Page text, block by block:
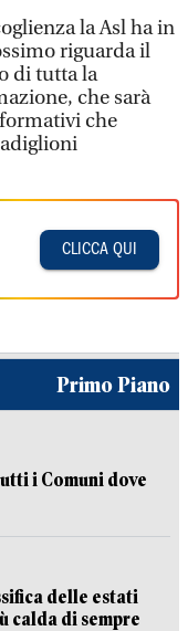
la Asl ha in
riguarda il
di tutta la
che sarà
che
CLICCA QUI
Primo Piano
i Comuni dove
delle estati
calda di sempre